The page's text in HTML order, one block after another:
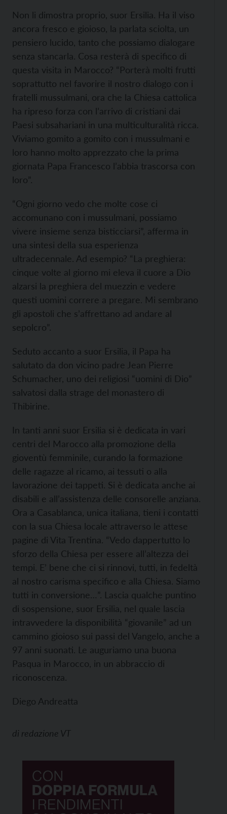
Non li dimostra proprio, suor Ersilia. Ha il viso
ancora fresco e gioioso, la parlata sciolta, un
pensiero lucido, tanto che possiamo dialogare
senza stancarla. Cosa resterà di specifico di
questa visita in Marocco? “Porterà molti frutti
soprattutto nel favorire il nostro dialogo con i
fratelli mussulmani, ora che la Chiesa cattolica
ha ripreso forza con l’arrivo di cristiani dai
Paesi subsahariani in una multiculturalità ricca.
Viviamo gomito a gomito con i mussulmani e
loro hanno molto apprezzato che la prima
giornata Papa Francesco l’abbia trascorsa con
loro”.
“Ogni giorno vedo che molte cose ci
accomunano con i mussulmani, possiamo
vivere insieme senza bisticciarsi”, afferma in
una sintesi della sua esperienza
ultradecennale. Ad esempio? “La preghiera:
cinque volte al giorno mi eleva il cuore a Dio
alzarsi la preghiera del muezzin e vedere
questi uomini correre a pregare. Mi sembrano
gli apostoli che s’affrettano ad andare al
sepolcro”.
Seduto accanto a suor Ersilia, il Papa ha
salutato da don vicino padre Jean Pierre
Schumacher, uno dei religiosi “uomini di Dio”
salvatosi dalla strage del monastero di
Thibirine.
In tanti anni suor Ersilia si è dedicata in vari
centri del Marocco alla promozione della
gioventù femminile, curando la formazione
delle ragazze al ricamo, ai tessuti o alla
lavorazione dei tappeti. Si è dedicata anche ai
disabili e all’assistenza delle consorelle anziana.
Ora a Casablanca, unica italiana, tieni i contatti
con la sua Chiesa locale attraverso le attese
pagine di Vita Trentina. “Vedo dappertutto lo
sforzo della Chiesa per essere all’altezza dei
tempi. E’ bene che ci si rinnovi, tutti, in fedeltà
al nostro carisma specifico e alla Chiesa. Siamo
tutti in conversione…”. Lascia qualche puntino
di sospensione, suor Ersilia, nel quale lascia
intravvedere la disponibilità “giovanile” ad un
cammino gioioso sui passi del Vangelo, anche a
97 anni suonati. Le auguriamo una buona
Pasqua in Marocco, in un abbraccio di
riconoscenza.
Diego Andreatta
di redazione VT